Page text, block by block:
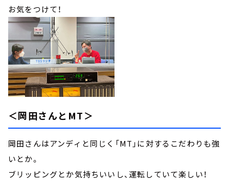
お気をつけて！
＜岡田さんとMT＞
岡田さんはアンディと同じく「MT」に対するこだわりも強
いとか。
ブリッピングとか気持ちいいし、運転していて楽しい！